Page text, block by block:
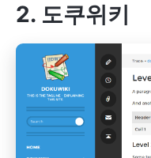
2. 도쿠위키